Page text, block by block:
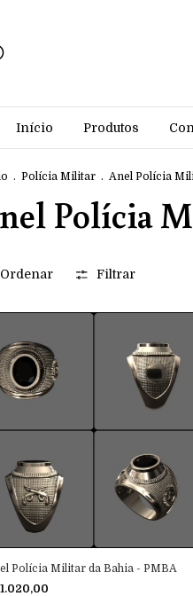
Início Produtos
. Polícia Militar . Anel Polícia
Polícia
Ordenar Filtrar
Polícia Militar da Bahia - PMBA